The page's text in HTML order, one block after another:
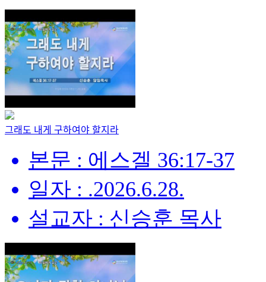
그래도 내게 구하여야 할지라
본문 : 에스겔 36:17-37
일자 : .2026.6.28.
설교자 : 신승훈 목사